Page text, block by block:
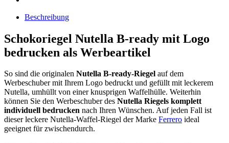
Beschreibung
Schokoriegel Nutella B-ready mit Logo
bedrucken als Werbeartikel
So sind die originalen Nutella B-ready-Riegel auf dem
Werbeschuber mit Ihrem Logo bedruckt und gefüllt mit leckerem
Nutella, umhüllt von einer knusprigen Waffelhülle. Weiterhin
können Sie den Werbeschuber des Nutella Riegels komplett
individuell bedrucken nach Ihren Wünschen. Auf jeden Fall ist
dieser leckere Nutella-Waffel-Riegel der Marke Ferrero ideal
geeignet für zwischendurch.